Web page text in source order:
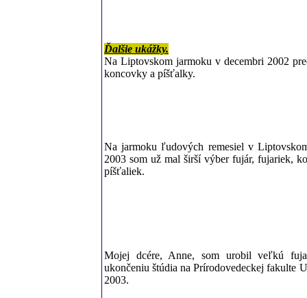
Ďalšie ukážky.
Na Liptovskom jarmoku v decembri 2002
koncovky a píšťalky.
Na jarmoku ľudových remesiel v
2003 som už mal širší výber fujár, fujariek,
píšťaliek.
Mojej dcére, Anne, som urobil veľkú
ukončeniu štúdia na Prírodovedeckej fakulte
2003.